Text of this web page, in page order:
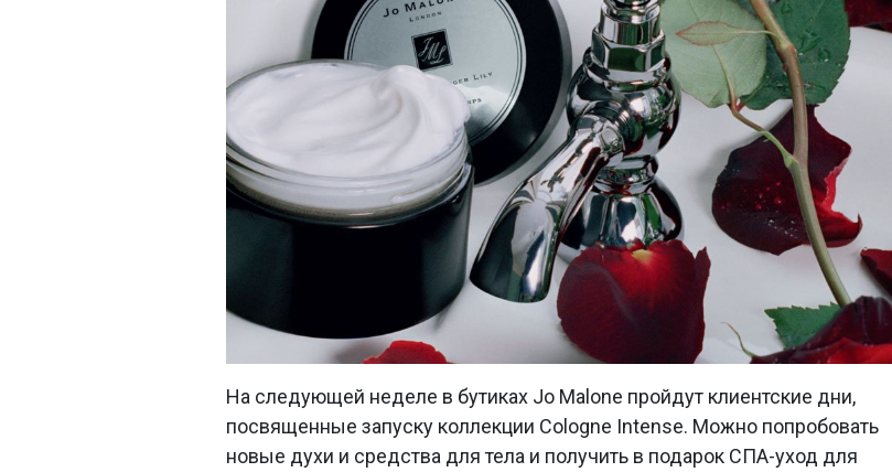
На следующей неделе в бутиках Jo Malone пройдут клиентские дни,
посвященные запуску коллекции Cologne Intense. Можно попробовать
новые духи и средства для тела и получить в подарок СПА-уход для